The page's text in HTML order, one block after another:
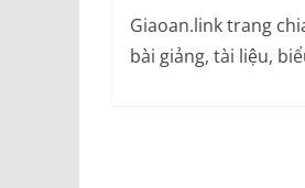
Giaoan.link trang
bài giảng, tài liệu,